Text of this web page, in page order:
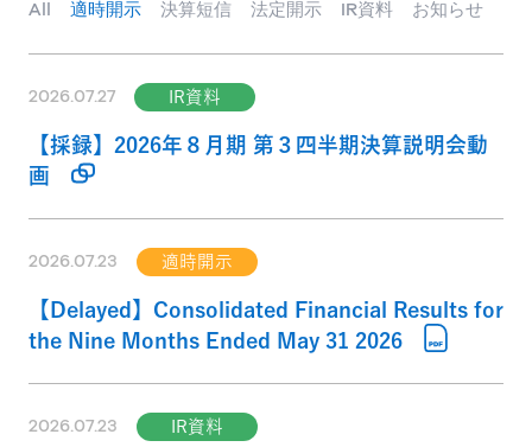
All 適時開示 決算短信 法定開示 IR資料 お知らせ
2026.07.27 IR資料
【採録】2026年８月期 第３四半期決算説明会動
画
2026.07.23 適時開示
【Delayed】Consolidated Financial Results for
the Nine Months Ended May 31 2026
2026.07.23 IR資料